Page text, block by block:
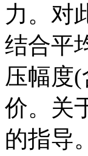
力。对
结合平
压幅度(
价。关
的指导。